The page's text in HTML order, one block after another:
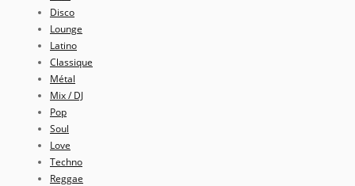
Disco
Lounge
Latino
Classique
Métal
Mix / DJ
Pop
Soul
Love
Techno
Reggae